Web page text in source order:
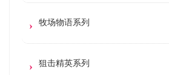
牧场物语系列
狙击精英系列